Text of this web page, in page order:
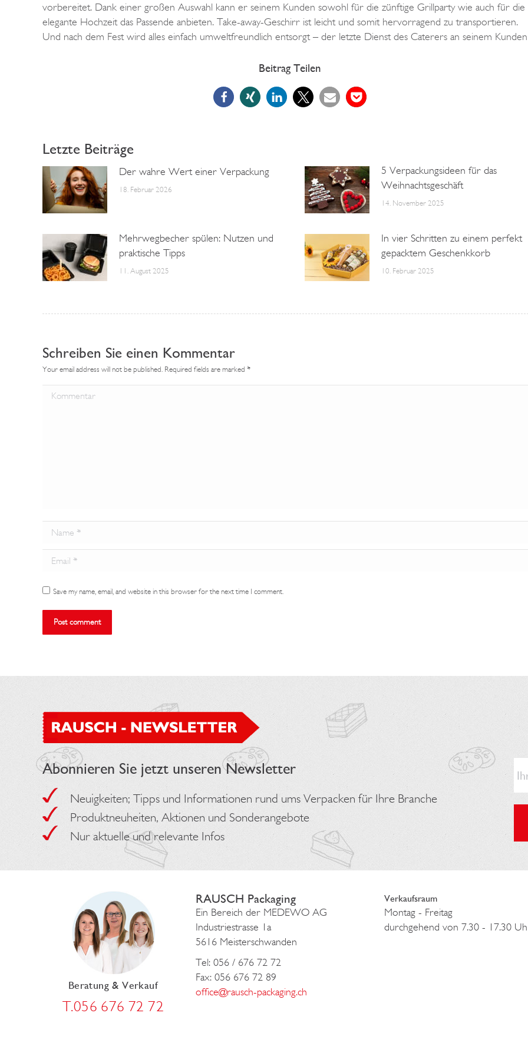
vorbereitet. Dank einer großen Auswahl kann er seinem Kunden sowohl für die zünftige Grillparty wie auch für die
elegante Hochzeit das Passende anbieten. Take-away-Geschirr ist leicht und somit hervorragend zu transportieren.
Und nach dem Fest wird alles einfach umweltfreundlich entsorgt – der letzte Dienst des Caterers an seinem
Beitrag Teilen
Letzte Beiträge
Der wahre Wert einer Verpackung
18. Februar 2026
5 Verpackungsideen für das
Weihnachtsgeschäft
14. November 2025
Mehrwegbecher spülen: Nutzen und
praktische Tipps
11. August 2025
In vier Schritten zu einem perfekt
gepacktem Geschenkkorb
10. Februar 2025
Schreiben Sie einen Kommentar
Your email address will not be published. Required fields are marked *
Kommentar
Name *
Email *
Save my name, email, and website in this browser for the next time I comment.
Post comment
Abonnieren Sie jetzt unseren Newsletter
Neuigkeiten; Tipps und Informationen rund ums Verpacken für Ihre Branche
Produktneuheiten, Aktionen und Sonderangebote
Nur aktuelle und relevante Infos
Beratung & Verkauf
T.056 676 72 72
RAUSCH Packaging
Ein Bereich der MEDEWO AG
Industriestrasse 1a
5616 Meisterschwanden
Tel: 056 / 676 72 72
Fax: 056 676 72 89
office@rausch-packaging.ch
Verkaufsraum
Montag - Freitag
durchgehend von 7.30 - 17.30